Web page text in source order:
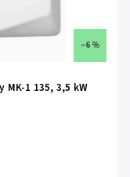
–6 %
1 135, 3,5 kW